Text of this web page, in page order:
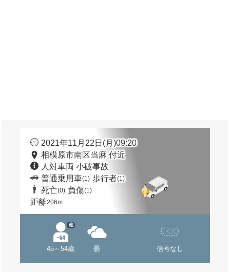
2021年11月22日(月)09:20
相模原市南区当麻 付近
人対車両 小破事故
普通乗用車(1) 歩行者(1)
死亡(0) 負傷(1)
距離206m
45～54歳
他
曇 信号なし